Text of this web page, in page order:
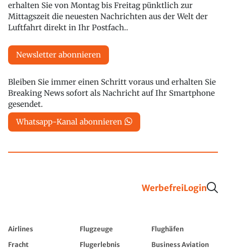
erhalten Sie von Montag bis Freitag pünktlich zur
Mittagszeit die neuesten Nachrichten aus der Welt der
Luftfahrt direkt in Ihr Postfach..
Newsletter abonnieren
Bleiben Sie immer einen Schritt voraus und erhalten Sie
Breaking News sofort als Nachricht auf Ihr Smartphone
gesendet.
Whatsapp-Kanal abonnieren
WerbefreiLogin
Airlines Flugzeuge
Flughäfen
Fracht
Flugerlebnis
Business Aviation